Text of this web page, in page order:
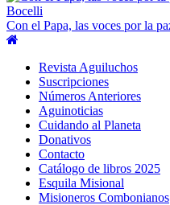
Con el Papa, las voces por la
Revista Aguiluchos
Suscripciones
Números Anteriores
Aguinoticias
Cuidando al Planeta
Donativos
Contacto
Catálogo de libros 2025
Esquila Misional
Misioneros Combonianos